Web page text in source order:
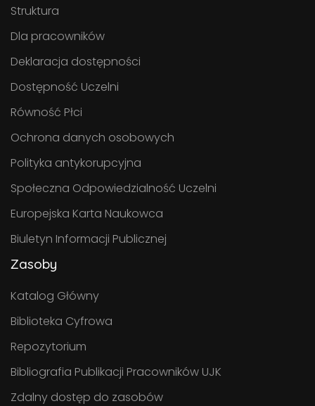
Struktura
Dla pracowników
Deklaracja dostępności
Dostępność Uczelni
Równość Płci
Ochrona danych osobowych
Polityka antykorupcyjna
Społeczna Odpowiedzialność Uczelni
Europejska Karta Naukowca
Biuletyn Informacji Publicznej
Zasoby
Katalog Główny
Biblioteka Cyfrowa
Repozytorium
Bibliografia Publikacji Pracowników UJK
Zdalny dostęp do zasobów